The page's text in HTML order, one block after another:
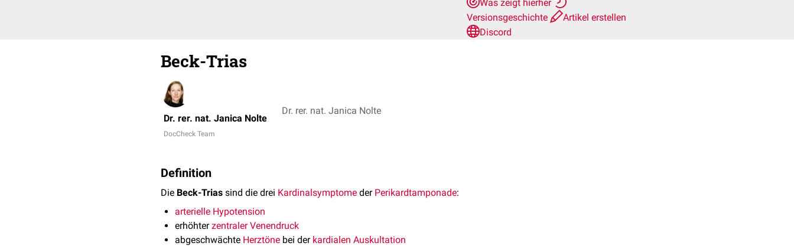
Was zeigt hierher
Versionsgeschichte
Artikel erstellen
Discord
Beck-Trias
Dr. rer. nat. Janica Nolte
DocCheck Team
Dr. rer. nat. Janica Nolte
Definition
Die Beck-Trias sind die drei Kardinalsymptome der Perikardtamponade:
arterielle Hypotension
erhöhterzentraler Venendruck
abgeschwächte Herztöne bei der kardialen Auskultation